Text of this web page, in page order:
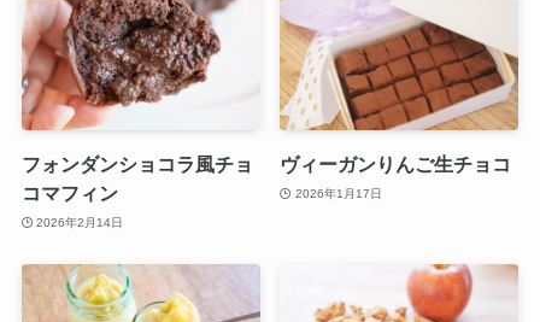
フォンダンショコラ風チョ
コマフィン
2026年2月14日
ヴィーガンりんご生チョコ
2026年1月17日